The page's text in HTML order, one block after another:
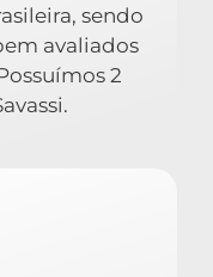
sendo
avaliados
2